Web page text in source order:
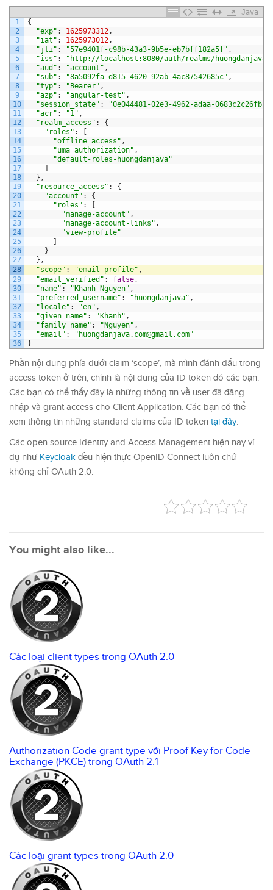
Java
1
2
3
4
5
6
7
8
9
10
11
12
13
14
15
16
17
18
19
20
21
22
23
24
25
26
27
28
29
30
31
32
33
34
35
36
{
"exp" : 1625973312 ,
"iat" : 1625973012 ,
"jti" : "57e9401f-c98b-43a3-9b5e-eb7bff182a5f" ,
"iss" : "http://localhost:8080/auth/realms/huongdanjava"
"aud" : "account" ,
"sub" : "8a5092fa-d815-4620-92ab-4ac87542685c" ,
"typ" : "Bearer" ,
"azp" : "angular-test" ,
"session_state" : "0e044481-02e3-4962-adaa-0683c2c26fbf"
"acr" : "1" ,
"realm_access" :
{
"roles" :
[
"offline_access" ,
"uma_authorization" ,
"default-roles-huongdanjava"
]
} ,
"resource_access" :
{
"account" :
{
"roles" :
[
"manage-account" ,
"manage-account-links" ,
"view-profile"
]
}
} ,
"scope" : "email profile" ,
"email_verified" : false ,
"name" : "Khanh Nguyen" ,
"preferred_username" : "huongdanjava" ,
"locale" : "en" ,
"given_name" : "Khanh" ,
"family_name" : "Nguyen" ,
"email" :
"huongdanjava.com@gmail.com"
}
Phần nội dung phía dưới claim ‘scope’, mà mình đánh dấu trong
access token ở trên, chính là nội dung của ID token đó các bạn.
Các bạn có thể thấy đây là những thông tin về user đã đăng
nhập và grant access cho Client Application. Các bạn có thể
xem thông tin những standard claims của ID token tại đây.
Các open source Identity and Access Management hiện nay ví
dụ như Keycloak đều hiện thực OpenID Connect luôn chứ
không chỉ OAuth 2.0.
You might also like...
Các loại client types trong OAuth 2.0
Authorization Code grant type với Proof Key for Code
Exchange (PKCE) trong OAuth 2.1
Các loại grant types trong OAuth 2.0